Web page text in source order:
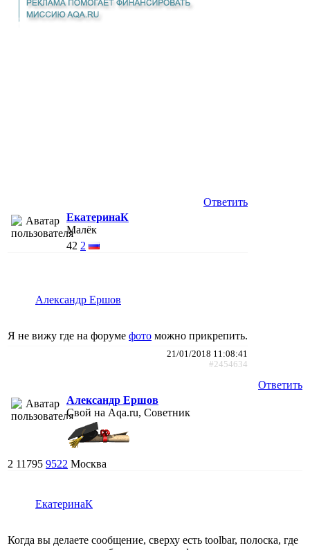
Ответить
ЕкатеринаК
Малёк
42 2
Александр Ершов
Я не вижу где на форуме фото можно прикрепить.
21/01/2018 11:08:41
#2454634
Ответить
Александр Ершов
Свой на Aqa.ru, Советник
2 11795 9522 Москва
ЕкатеринаК
Когда вы делаете сообщение, сверху есть toolbar, полоска, где